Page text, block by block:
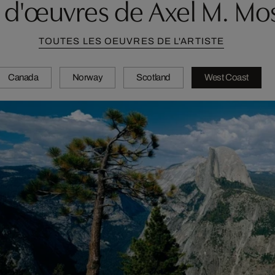
de Axel M.
TOUTES LES OEUVRES DE L'ARTISTE
Canada Norway Scotland West Coast